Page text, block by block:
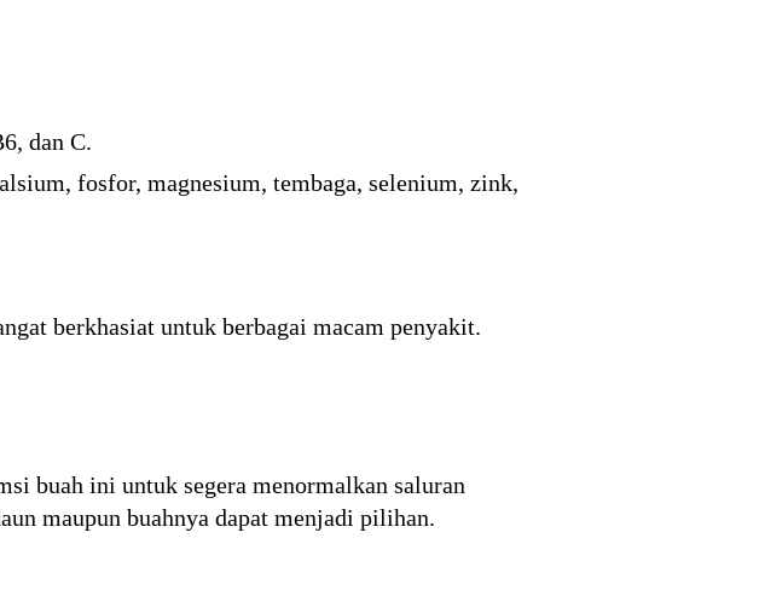
dan C.
fosfor, magnesium, tembaga, selenium, zink,
berkhasiat untuk berbagai macam penyakit.
buah ini untuk segera menormalkan saluran
maupun buahnya dapat menjadi pilihan.